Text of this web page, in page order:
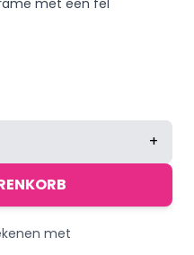
met een fel
+
met